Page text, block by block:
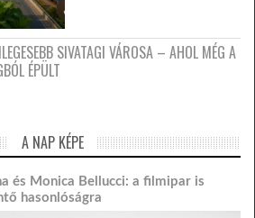
SIVATAGI VÁROSA – AHOL MÉG A
ÉPÜLT
A NAP KÉPE
és Monica Bellucci: a filmipar is
hasonlóságra